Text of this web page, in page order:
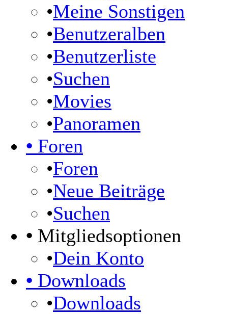
•Meine Sonstigen
•Benutzeralben
•Benutzerliste
•Suchen
•Movies
•Panoramen
• Foren
•Foren
•Neue Beiträge
•Suchen
• Mitgliedsoptionen
•Dein Konto
• Downloads
•Downloads